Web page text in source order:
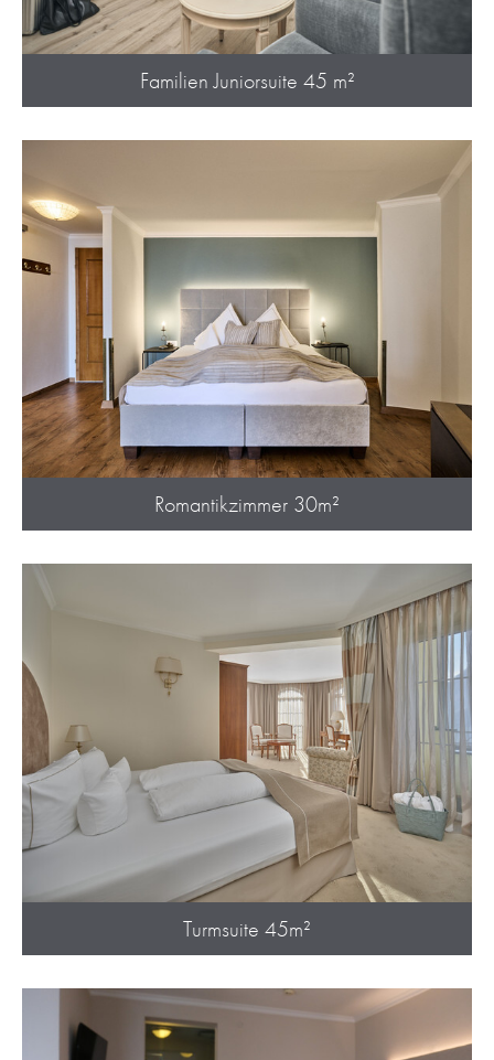
Familien Juniorsuite 45 m²
Romantikzimmer 30m²
Turmsuite 45m²